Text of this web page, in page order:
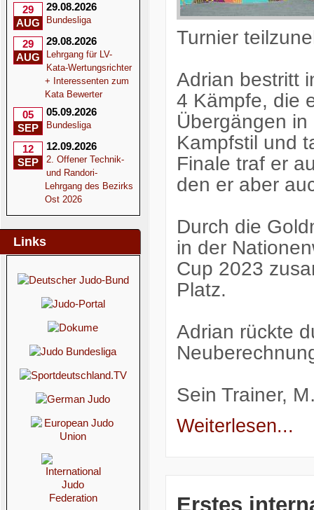
29
AUG
29.08.2026
Bundesliga
29
AUG
29.08.2026
Lehrgang für LV-
Kata-Wertungsrichter
+ Interessenten zum
Kata Bewerter
05
SEP
05.09.2026
Bundesliga
12
SEP
12.09.2026
2. Offener Technik-
und Randori-
Lehrgang des Bezirks
Ost 2026
Links
Turnier
Adrian bestritt
4 Kämpfe, die
Übergängen
Kampfstil und
Finale traf er
den er aber
Durch die
in der
Cup 2023
Platz.
Adrian rückte
Sein Trainer,
Weiterlesen...
Erstes